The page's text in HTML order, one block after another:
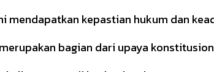
kepastian hukum dan
bagian dari upaya